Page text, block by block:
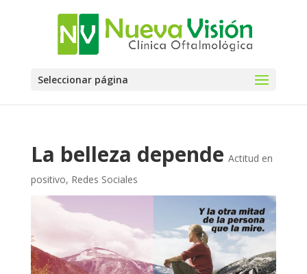
Seleccionar página
La belleza depende Actitud en
positivo, Redes Sociales